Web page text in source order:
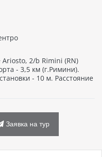
Ariosto, 2/b Rimini (RN)
- 3,5 км (г.Римини).
- 10 м. Расстояние
Заявка на тур